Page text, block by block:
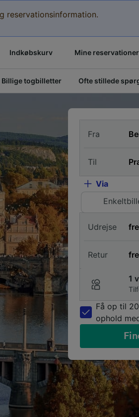
reservationsinformation.
Indkøbskurv Mine reservationer
Billige togbilletter Ofte stillede
Fra
Til
Via
Udrejse
Retur
1
Få op til
ophold